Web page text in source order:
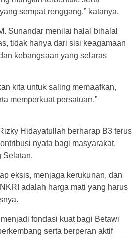
sempat renggang,” katanya.
Sunandar menilai halal bihalal
tidak hanya dari sisi keagamaan
kebangsaan yang selaras
kita untuk saling memaafkan,
memperkuat persatuan,”
Hidayatullah berharap B3 terus
nyata bagi masyarakat,
Selatan.
eksis, menjaga kerukunan, dan
adalah harga mati yang harus
fondasi kuat bagi Betawi
serta berperan aktif